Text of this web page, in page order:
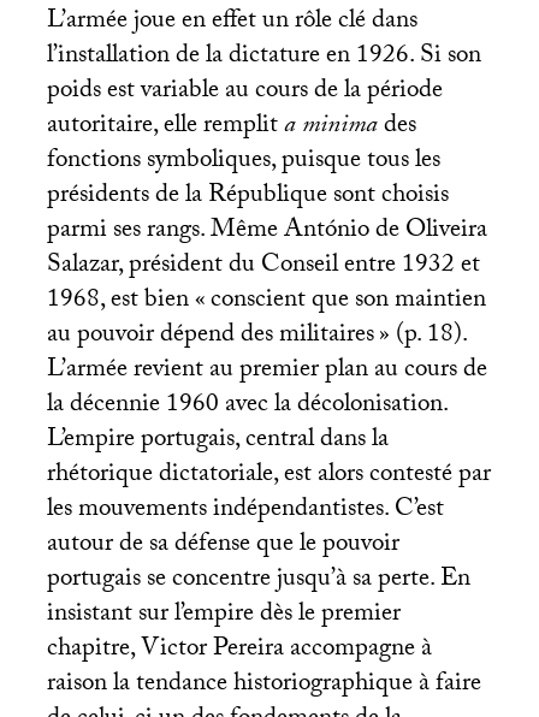
L’armée joue en effet un rôle clé dans
l’installation de la dictature en 1926. Si son
poids est variable au cours de la période
autoritaire, elle remplita minimades
fonctions symboliques, puisque tous les
présidents de la République sont choisis
parmi ses rangs. Même António de Oliveira
Salazar, président du Conseil entre 1932 et
1968, est bien «conscient que son maintien
au pouvoir dépend des militaires» (p. 18).
L’armée revient au premier plan au cours de
la décennie 1960 avec la décolonisation.
L’empire portugais, central dans la
rhétorique dictatoriale, est alors contesté par
les mouvements indépendantistes. C’est
autour de sa défense que le pouvoir
portugais se concentre jusqu’à sa perte. En
insistant sur l’empire dès le premier
chapitre, Victor Pereira accompagne à
raison la tendance historiographique à faire